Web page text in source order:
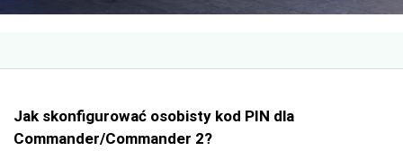
Jak skonfigurować osobisty kod PIN dla
Commander/Commander 2?